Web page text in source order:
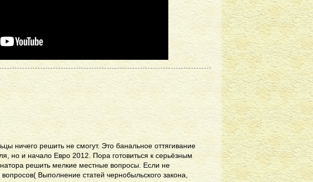
ничего решить не смогут. Это банальное оттягивание
но и начало Евро 2012. Пора готовиться к серьёзным
решить мелкие местные вопросы. Если не
Выполнение статей чернобыльского закона,